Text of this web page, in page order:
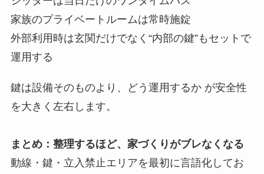
家族のプライベートルームは常時施錠
外部利用時は玄関だけでなく“内部の鍵”もセットで
運用する
鍵は設備そのものより、どう運用するか が安全性
を大きく左右します。
まとめ：整理するほど、家づくりがブレなくなる
動線・鍵・立入禁止エリアを最初に言語化してお